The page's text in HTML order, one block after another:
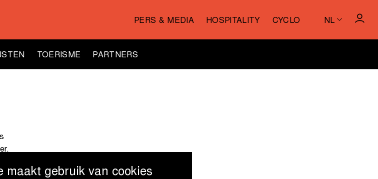
maakt gebruik van cookies
PERS & MEDIA HOSPITALITY CYCLO NL
TOERISME PARTNERS